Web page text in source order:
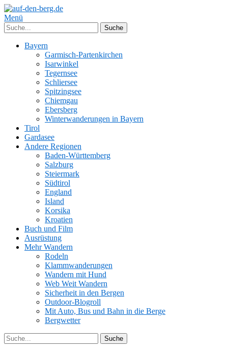
Menü
Bayern
Garmisch-Partenkirchen
Isarwinkel
Tegernsee
Schliersee
Spitzingsee
Chiemgau
Ebersberg
Winterwanderungen in Bayern
Tirol
Gardasee
Andere Regionen
Baden-Württemberg
Salzburg
Steiermark
Südtirol
England
Island
Korsika
Kroatien
Buch und Film
Ausrüstung
Mehr Wandern
Rodeln
Klammwanderungen
Wandern mit Hund
Web Weit Wandern
Sicherheit in den Bergen
Outdoor-Blogroll
Mit Auto, Bus und Bahn in die Berge
Bergwetter